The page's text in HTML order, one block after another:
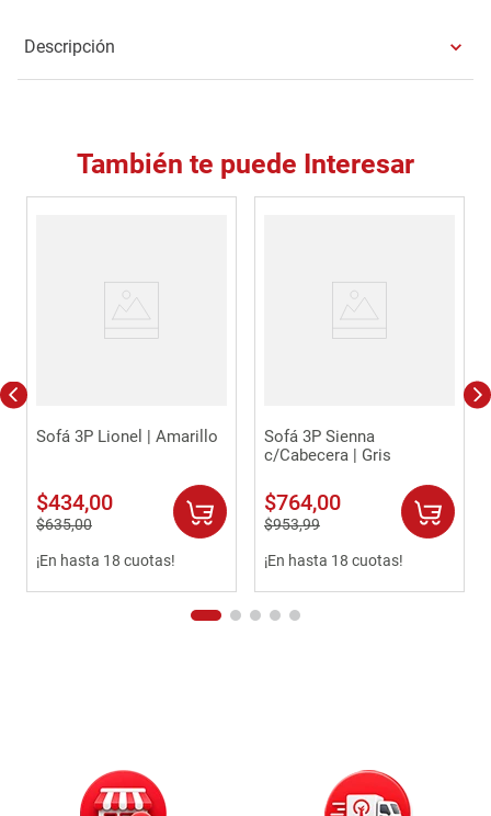
Descripción
También te puede Interesar
Sofá 3P Lionel | Amarillo
$434,00
$635,00
¡En hasta 18 cuotas!
Sofá 3P Sienna
c/Cabecera | Gris
$764,00
$953,99
¡En hasta 18 cuotas!